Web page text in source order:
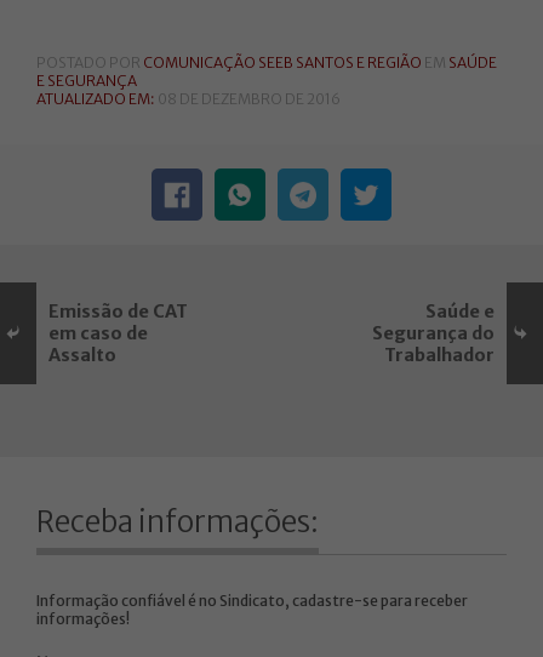
POSTADO POR COMUNICAÇÃO SEEB SANTOS E REGIÃO EM SAÚDE
E SEGURANÇA
ATUALIZADO EM: 08 DE DEZEMBRO DE 2016
Emissão de CAT
em caso de
Assalto
Saúde e
Segurança do
Trabalhador
Receba informações:
Informação confiável é no Sindicato, cadastre-se para receber
informações!